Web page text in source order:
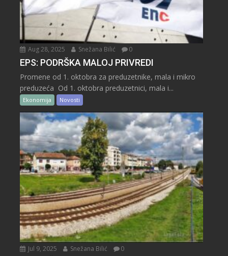
Aug 28, 2025 Snežana Bilić 0
EPS: PODRŠKA MALOJ PRIVREDI
Promene od 1. oktobra za preduzetnike, mala i mikro
preduzeća Od 1. oktobra preduzetnici, mala i...
Ekonomija Novosti
Jul 9, 2025 Snežana Bilić 0